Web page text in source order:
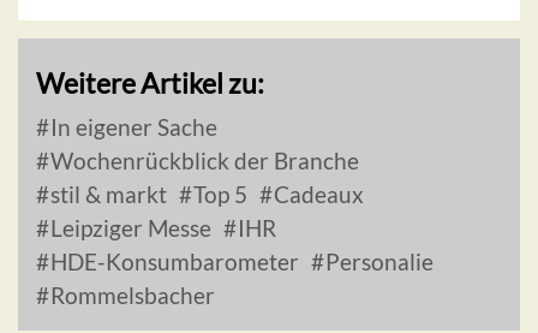
Weitere Artikel zu:
In eigener Sache
Wochenrückblick der Branche
stil & markt
Top 5
Cadeaux
Leipziger Messe
IHR
HDE-Konsumbarometer
Personalie
Rommelsbacher